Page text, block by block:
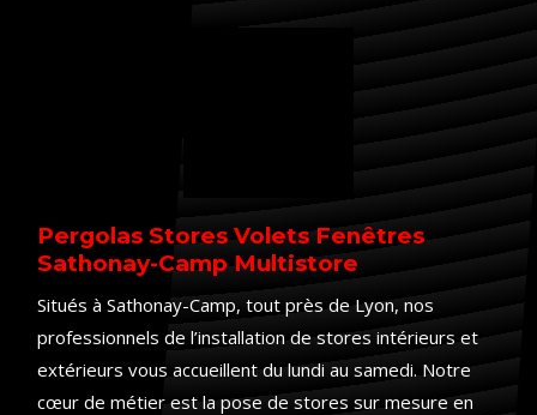
Pergolas Stores Volets Fenêtres
Sathonay-Camp Multistore
Situés à Sathonay-Camp, tout près de Lyon, nos
professionnels de l’installation de stores intérieurs et
extérieurs vous accueillent du lundi au samedi. Notre
cœur de métier est la pose de stores sur mesure en